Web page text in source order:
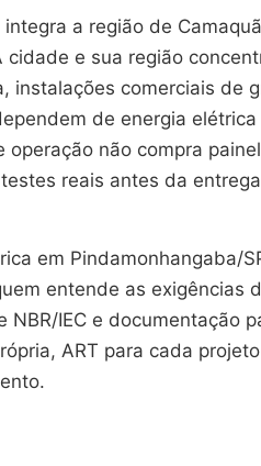
integra a região de
cidade e sua região
instalações comerciais de
de energia
operação não compra
reais antes da
em Pindamonhangaba/
entende as exigências
NBR/IEC e documentação
ART para cada